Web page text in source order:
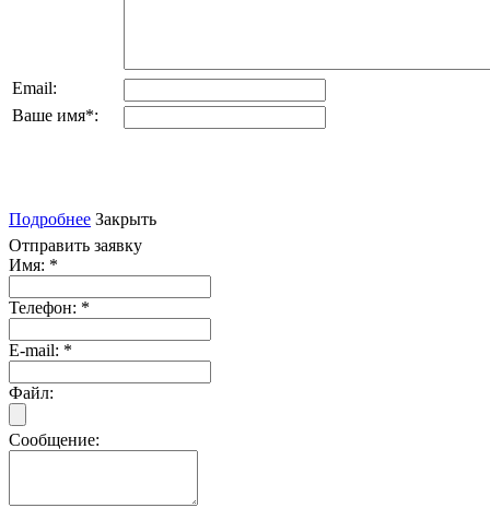
Email:
Ваше имя*:
Подробнее Закрыть
Отправить заявку
Имя: *
Телефон: *
E-mail: *
Файл:
Сообщение: